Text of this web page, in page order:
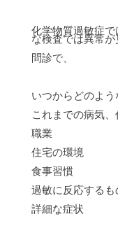
化学物質過敏症
な検査では異常
問診で、
いつからどのよ
これまでの病気
職業
住宅の環境
食事習慣
過敏に反応する
詳細な症状